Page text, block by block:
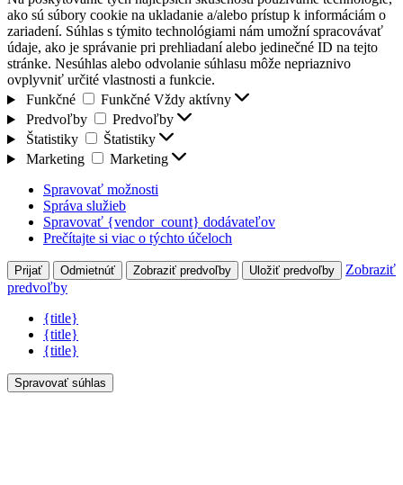
ako sú súbory cookie na ukladanie a/alebo prístup k informáciám o
zariadení. Súhlas s týmito technológiami nám umožní spracovávať
údaje, ako je správanie pri prehliadaní alebo jedinečné ID na tejto
stránke. Nesúhlas alebo odvolanie súhlasu môže nepriaznivo
ovplyvniť určité vlastnosti a funkcie.
Funkčné
Funkčné Vždy aktívny
Predvoľby
Predvoľby
Štatistiky
Štatistiky
Marketing
Marketing
Spravovať možnosti
Správa služieb
Spravovať {vendor_count} dodávateľov
Prečítajte si viac o týchto účeloch
Prijať Odmietnúť Zobraziť predvoľby Uložiť predvoľby
Zobraziť
predvoľby
{title}
{title}
{title}
Spravovať súhlas